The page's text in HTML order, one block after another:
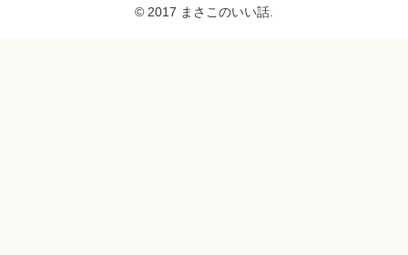
© 2017 まさこのいい話.